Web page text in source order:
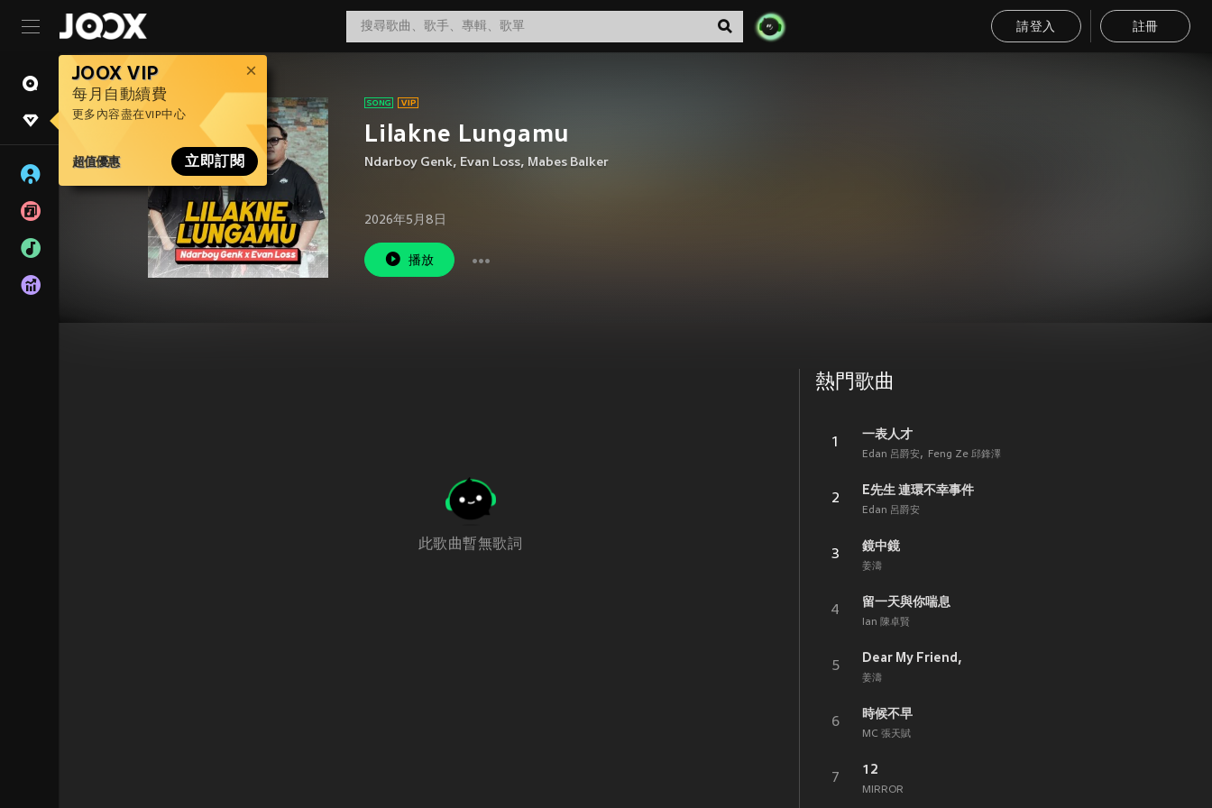
請登入 註冊
JOOX VIP
每月自動續費
更多內容盡在VIP中心
超值優惠 立即訂閱
Lilakne Lungamu
Ndarboy Genk, Evan Loss, Mabes Balker
2026年5月8日
播放
此歌曲暫無歌詞
熱門歌曲
1
一表人才
Edan 呂爵安 Feng Ze 邱鋒澤
2
E先生 連環不幸事件
Edan 呂爵安
3
鏡中鏡
姜濤
4
留一天與你喘息
Ian 陳卓賢
5
Dear My Friend,
姜濤
6
時候不早
MC 張天賦
7
12
MIRROR